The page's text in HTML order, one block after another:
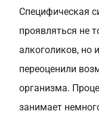
Специфическая
проявляться не
алкоголиков, но
переоценили
организма.
занимает